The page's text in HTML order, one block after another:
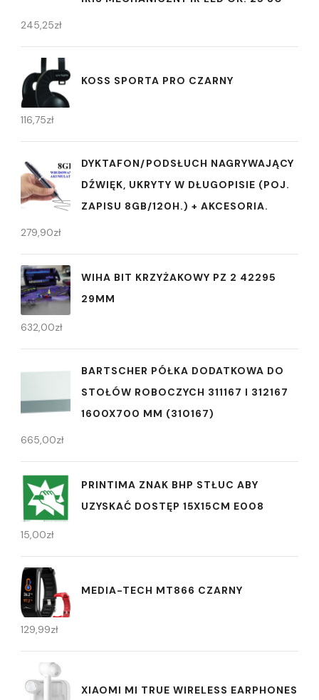
245,25zł
KOSS SPORTA PRO CZARNY
116,75zł
DYKTAFON/PODSŁUCH NAGRYWAJĄCY
DŹWIĘK, UKRYTY W DŁUGOPISIE (POJ.
ZAPISU 8GB/120H.) + AKCESORIA.
279,90zł
WIHA BIT KRZYŻAKOWY PZ 2 42295
29MM
632,00zł
BARTSCHER PÓŁKA DODATKOWA DO
STOŁÓW ROBOCZYCH 311167 I 312167
1600X700 MM (310167)
665,00zł
PRINTIMA ZNAK BHP STŁUC ABY
UZYSKAĆ DOSTĘP 15X15CM E008
15,00zł
MEDIA-TECH MT866 CZARNY
129,99zł
XIAOMI MI TRUE WIRELESS EARPHONES